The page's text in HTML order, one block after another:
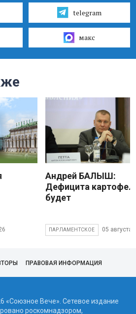
telegram
макс
Андрей БАЛЫШ:
Дефицита
будет
ПАРЛАМЕНТСКОЕ 05 августа
ПРАВОВАЯ ИНФОРМАЦИЯ
«Союзное Вече». Сетевое издание
роскомнадзором,